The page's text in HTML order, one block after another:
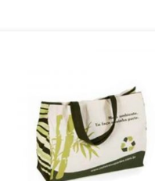
A nossa empresa
privacidade,
marketing. Você
momento.